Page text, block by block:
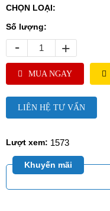
CHỌN LOẠI:
Số lượng:
- +
MUA NGAY
LIÊN HỆ TƯ VẤN
Lượt xem: 1573
Khuyến mãi